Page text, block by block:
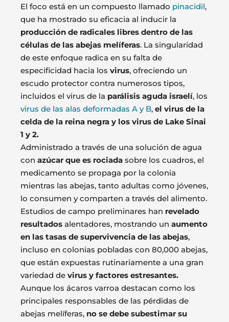
El foco está en un compuesto llamado pinacidil,
que ha mostrado su eficacia al inducir la
producción de radicales libres dentro de las
células de las abejas melíferas. La singularidad
de este enfoque radica en su falta de
especificidad hacia los virus, ofreciendo un
escudo protector contra numerosos tipos,
incluidos el virus de la parálisis aguda israelí, los
virus de las alas deformadas A y B, el virus de la
celda de la reina negra y los virus de Lake Sinai
1 y 2.
Administrado a través de una solución de agua
con azúcar que es rociada sobre los cuadros, el
medicamento se propaga por la colonia
mientras las abejas, tanto adultas como jóvenes,
lo consumen y comparten a través del alimento.
Estudios de campo preliminares han revelado
resultados alentadores, mostrando un aumento
en las tasas de supervivencia de las abejas,
incluso en colonias pobladas con 80,000 abejas,
que están expuestas rutinariamente a una gran
variedad de virus y factores estresantes.
Aunque los ácaros varroa destacan como los
principales responsables de las pérdidas de
abejas melíferas, no se debe subestimar su